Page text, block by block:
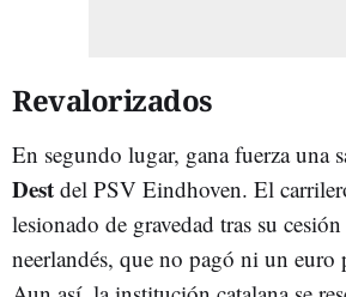
Revalorizados
En segundo lugar, gana fuerza una
Dest del PSV Eindhoven. El
lesionado de gravedad tras su
neerlandés, que no pagó ni un euro